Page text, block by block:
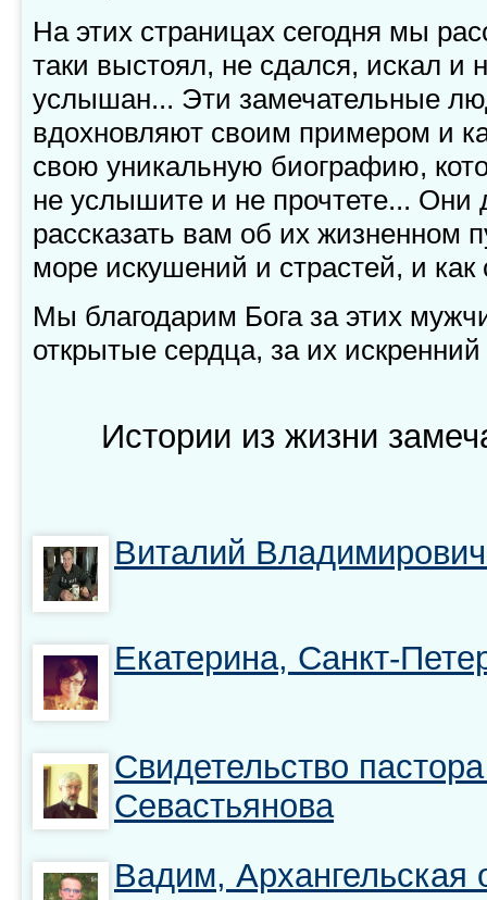
На этих страницах сегодня мы
таки выстоял, не сдался, искал
услышан... Эти замечательные
вдохновляют своим примером и
свою уникальную биографию,
не услышите и не прочтете... Они
рассказать вам об их жизненном
море искушений и страстей, и
Мы благодарим Бога за этих
открытые сердца, за их
Истории из жизни
Виталий
Екатерина, Санкт-
Свидетельство
Севастьянова
Вадим, Архангельская